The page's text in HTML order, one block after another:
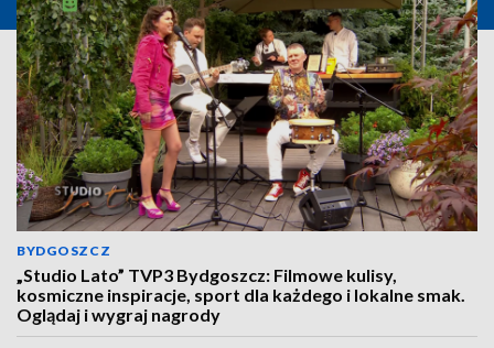
BYDGOSZCZ
„Studio Lato” TVP3 Bydgoszcz: Filmowe kulisy,
kosmiczne inspiracje, sport dla każdego i lokalne smak.
Oglądaj i wygraj nagrody